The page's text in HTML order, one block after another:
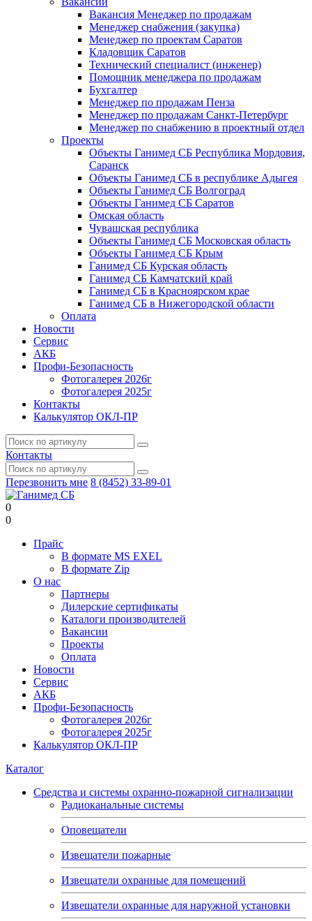
Вакансия Менеджер по продажам
Менеджер снабжения (закупка)
Менеджер по проектам Саратов
Кладовщик Саратов
Технический специалист (инженер)
Помощник менеджера по продажам
Бухгалтер
Менеджер по продажам Пенза
Менеджер по продажам Санкт-Петербург
Менеджер по снабжению в проектный отдел
Проекты
Объекты Ганимед СБ Республика Мордовия,
Саранск
Объекты Ганимед СБ в республике Адыгея
Объекты Ганимед СБ Волгоград
Объекты Ганимед СБ Саратов
Омская область
Чувашская республика
Объекты Ганимед СБ Московская область
Объекты Ганимед СБ Крым
Ганимед СБ Курская область
Ганимед СБ Камчатский край
Ганимед СБ в Красноярском крае
Ганимед СБ в Нижегородской области
Оплата
Новости
Сервис
АКБ
Профи-Безопасность
Фотогалерея 2026г
Фотогалерея 2025г
Контакты
Калькулятор ОКЛ-ПР
Контакты
Перезвонить мне 8 (8452) 33-89-01
0
0
Прайс
В формате MS EXEL
В формате Zip
О нас
Партнеры
Дилерские сертификаты
Каталоги производителей
Вакансии
Проекты
Оплата
Новости
Сервис
АКБ
Профи-Безопасность
Фотогалерея 2026г
Фотогалерея 2025г
Калькулятор ОКЛ-ПР
Каталог
Средства и системы охранно-пожарной сигнализации
Радиоканальные системы
Оповещатели
Извещатели пожарные
Извещатели охранные для помещений
Извещатели охранные для наружной установки